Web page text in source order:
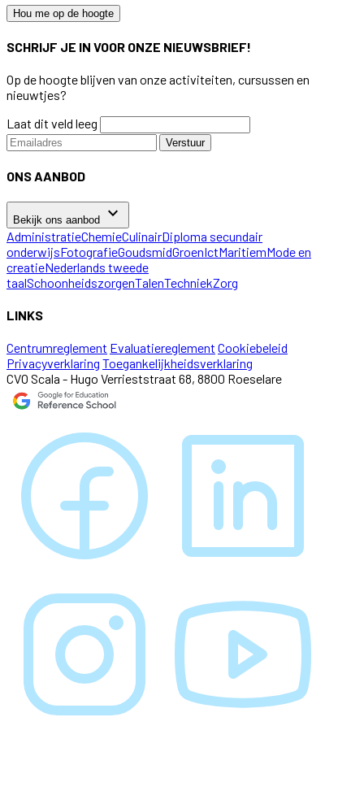
Hou me op de hoogte
SCHRIJF JE IN VOOR ONZE NIEUWSBRIEF!
Op de hoogte blijven van onze activiteiten, cursussen en
nieuwtjes?
Laat dit veld leeg
Verstuur
ONS AANBOD
Bekijk ons aanbod keyboard_arrow_down
AdministratieChemieCulinairDiploma secundair
onderwijsFotografieGoudsmidGroenIctMaritiemMode en
creatieNederlands tweede
taalSchoonheidszorgenTalenTechniekZorg
LINKS
Centrumreglement Evaluatiereglement Cookiebeleid
Privacyverklaring Toegankelijkheidsverklaring
CVO Scala - Hugo Verrieststraat 68, 8800 Roeselare